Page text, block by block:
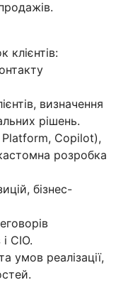
клієнтів:
визначення
рішень.
Copilot),
розробка
бізнес-
CIO.
умов реалізації,